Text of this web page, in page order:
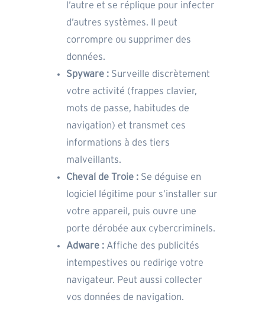
l’autre et se réplique pour infecter
d’autres systèmes. Il peut
corrompre ou supprimer des
données.
Spyware : Surveille discrètement
votre activité (frappes clavier,
mots de passe, habitudes de
navigation) et transmet ces
informations à des tiers
malveillants.
Cheval de Troie : Se déguise en
logiciel légitime pour s’installer sur
votre appareil, puis ouvre une
porte dérobée aux cybercriminels.
Adware : Affiche des publicités
intempestives ou redirige votre
navigateur. Peut aussi collecter
vos données de navigation.